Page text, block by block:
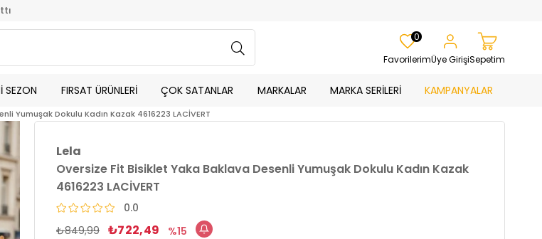
Favorilerim
0
Üye GirişiSepetim
SEZON FIRSAT ÜRÜNLERİ ÇOK SATANLAR MARKALAR MARKA SERİLERİ KAMPANYALAR
Yumuşak Dokulu Kadın Kazak 4616223 LACİVERT
Lela
Oversize Fit Bisiklet Yaka Baklava Desenli Yumuşak Dokulu Kadın Kazak
4616223 LACİVERT
0.0
₺849,99 ₺722,49 15